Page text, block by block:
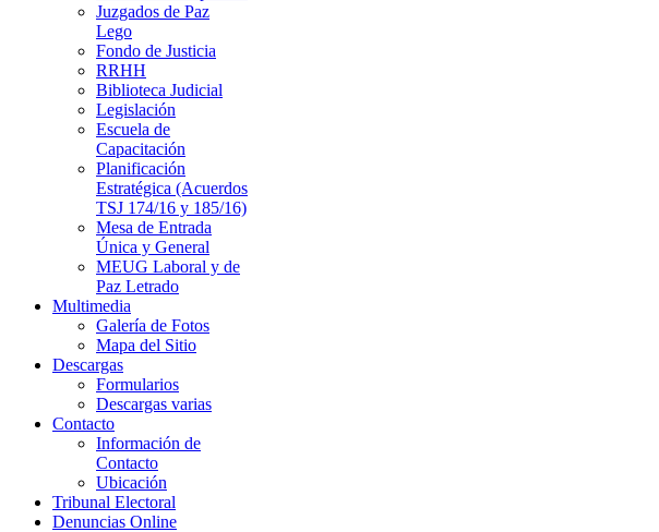
Juzgados de Paz
Lego
Fondo de Justicia
RRHH
Biblioteca Judicial
Legislación
Escuela de
Capacitación
Planificación
Estratégica (Acuerdos
TSJ 174/16 y 185/16)
Mesa de Entrada
Única y General
MEUG Laboral y de
Paz Letrado
Multimedia
Galería de Fotos
Mapa del Sitio
Descargas
Formularios
Descargas varias
Contacto
Información de
Contacto
Ubicación
Tribunal Electoral
Denuncias Online